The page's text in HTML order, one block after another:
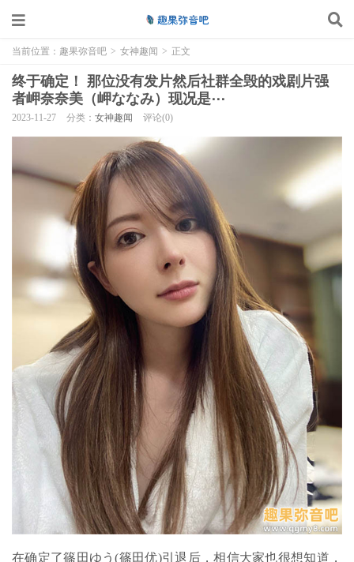
当前位置： 趣果弥音吧 > 女神趣闻 > 正文
终于确定！ 那位没有发片然后社群全毁的戏剧片强
者岬奈奈美（岬ななみ）现况是⋯
2023-11-27 分类： 女神趣闻 评论(0)
在确定了篠田ゆう(篠田优)引退后，相信大家也很想知道，